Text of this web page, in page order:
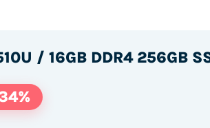
/ 16GB DDR4 256GB